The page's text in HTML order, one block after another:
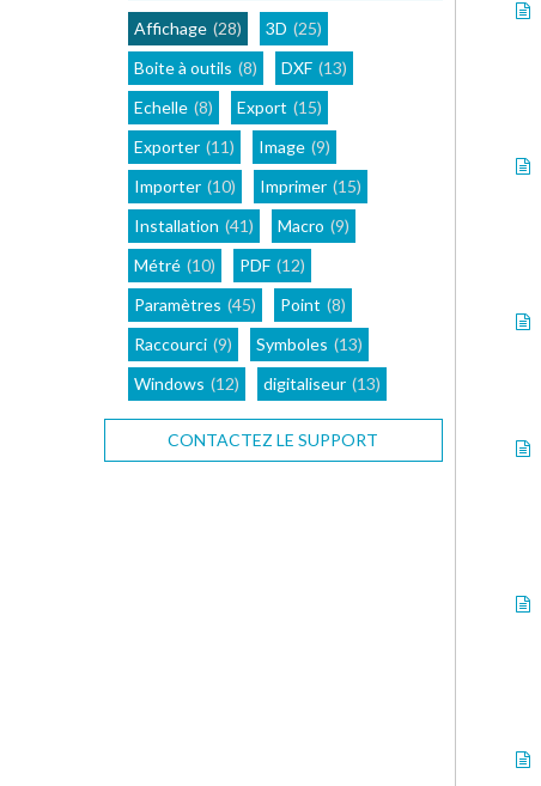
Affichage (28) 3D (25)
Boite à outils (8) DXF (13)
Echelle (8) Export (15)
Exporter (11) Image (9)
Importer (10) Imprimer (15)
Installation (41) Macro (9)
Métré (10) PDF (12)
Paramètres (45) Point (8)
Raccourci (9) Symboles (13)
Windows (12) digitaliseur (13)
CONTACTEZ LE SUPPORT